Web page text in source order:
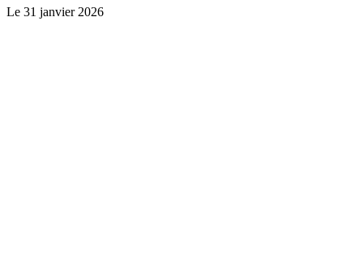
Le 31 janvier 2026